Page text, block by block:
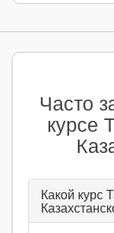
Часто
курсе
Какой курс